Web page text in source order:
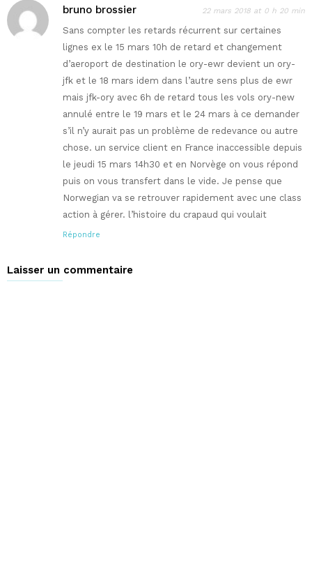
bruno brossier 22 mars 2018 at 0 h 20 min
Sans compter les retards récurrent sur certaines
lignes ex le 15 mars 10h de retard et changement
d’aeroport de destination le ory-ewr devient un ory-
jfk et le 18 mars idem dans l’autre sens plus de ewr
mais jfk-ory avec 6h de retard tous les vols ory-new
annulé entre le 19 mars et le 24 mars à ce demander
s’il n’y aurait pas un problème de redevance ou autre
chose. un service client en France inaccessible depuis
le jeudi 15 mars 14h30 et en Norvège on vous répond
puis on vous transfert dans le vide. Je pense que
Norwegian va se retrouver rapidement avec une class
action à gérer. l’histoire du crapaud qui voulait
Répondre
Laisser un commentaire